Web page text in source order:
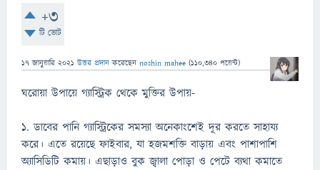
+3
টি ভোট
17 জানুয়ারি 2021 উত্তর প্রদান করেছেন noshin mahee (110,340 পয়েন্ট)
ঘরোয়া উপায়ে গ্যাস্ট্রিক থেকে মুক্তির উপায়-
১. ডাবের পানি গ্যাস্ট্রিকের সমস্যা অনেকাংশেই দূর করতে সাহায্য
করে। এতে রয়েছে ফাইবার, যা হজমশক্তি বাড়ায় এবং পাশাপাশি
অ্যাসিডিটি কমায়। এছাড়াও বুক জ্বালা পোড়া ও পেটে ব্যথা কমাতে